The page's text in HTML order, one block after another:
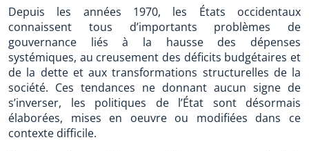
Depuis les années 1970, les États occidentaux
connaissent tous d’importants problèmes de
gouvernance liés à la hausse des dépenses
systémiques, au creusement des déficits budgétaires et
de la dette et aux transformations structurelles de la
société. Ces tendances ne donnant aucun signe de
s’inverser, les politiques de l’État sont désormais
élaborées, mises en oeuvre ou modifiées dans ce
contexte difficile.